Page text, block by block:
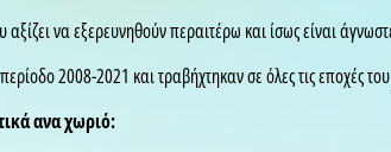
να εξερευνηθούν περαιτέρω και ίσως είναι
2008-2021 και τραβήχτηκαν σε όλες τις εποχές
ανα χωριό: